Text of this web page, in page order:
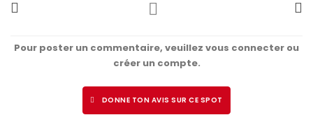
Pour poster un commentaire, veuillez vous connecter ou
créer un compte.
DONNE TON AVIS SUR CE SPOT